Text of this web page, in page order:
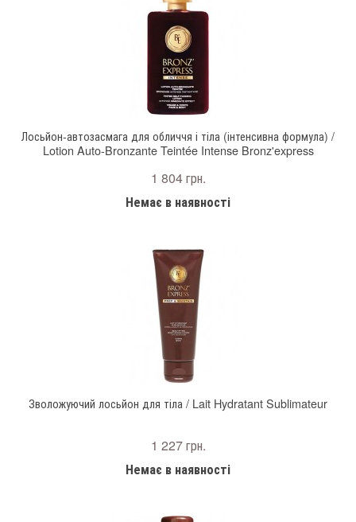
Лосьйон-автозасмага для обличчя і тіла (інтенсивна формула) /
Lotion Auto-Bronzante Teintée Intense Bronz'express
1 804 грн.
Немає в наявності
Зволожуючий лосьйон для тіла / Lait Hydratant Sublimateur
1 227 грн.
Немає в наявності